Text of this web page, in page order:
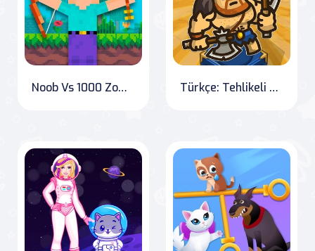
Noob Vs 1000 Zombies! Türkçe: Tehlikeli Macera 2 English: Dangerous Adventure 2